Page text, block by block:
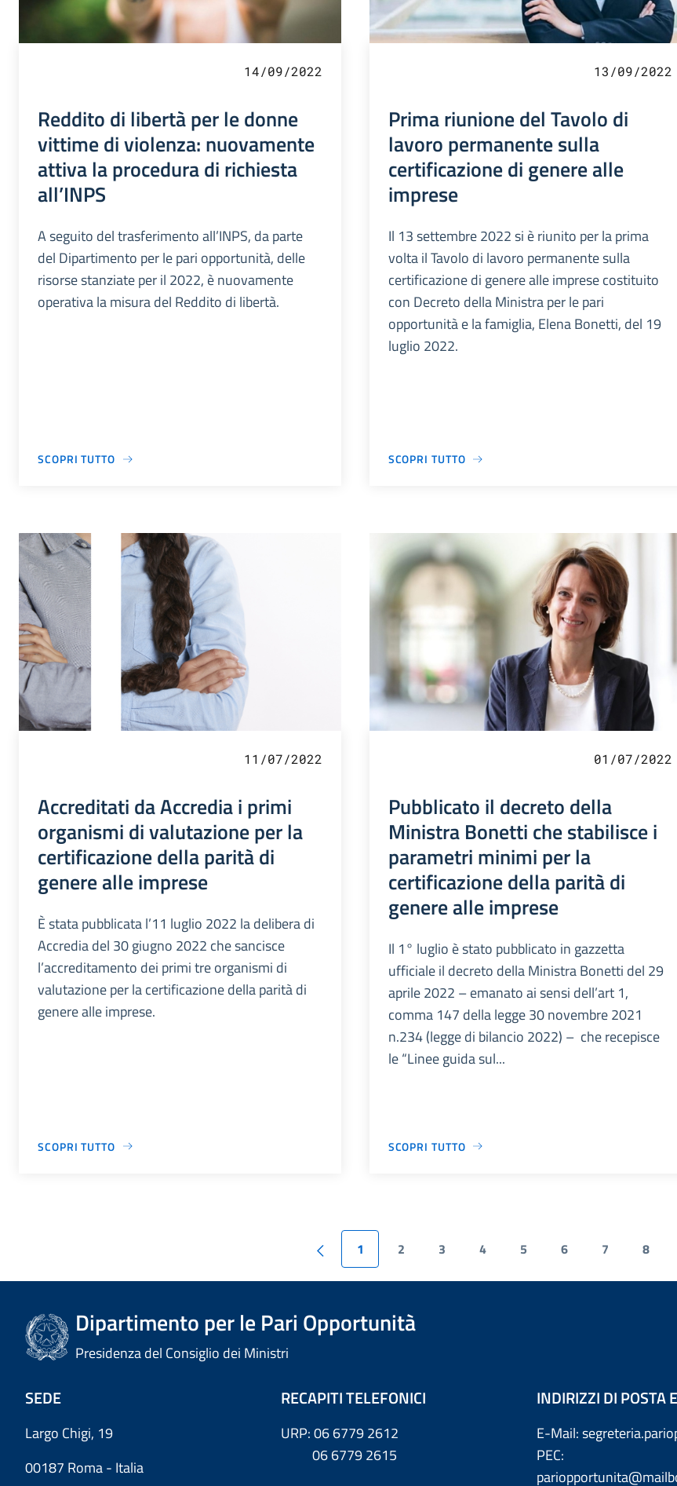
14/09/2022
Reddito di libertà per le donne
vittime di violenza: nuovamente
attiva la procedura di richiesta
all’INPS
A seguito del trasferimento all’INPS, da parte
del Dipartimento per le pari opportunità, delle
risorse stanziate per il 2022, è nuovamente
operativa la misura del Reddito di libertà.
SCOPRI TUTTO
13/09/2022
Prima riunione del Tavolo di
lavoro permanente sulla
certificazione di genere alle
imprese
Il 13 settembre 2022 si è riunito per la prima
volta il Tavolo di lavoro permanente sulla
certificazione di genere alle imprese costituito
con Decreto della Ministra per le pari
opportunità e la famiglia, Elena Bonetti, del 19
luglio 2022.
SCOPRI TUTTO
11/07/2022
Accreditati da Accredia i primi
organismi di valutazione per la
certificazione della parità di
genere alle imprese
È stata pubblicata l’11 luglio 2022 la delibera di
Accredia del 30 giugno 2022 che sancisce
l’accreditamento dei primi tre organismi di
valutazione per la certificazione della parità di
genere alle imprese.
SCOPRI TUTTO
01/07/2022
Pubblicato il decreto della
Ministra Bonetti che stabilisce i
parametri minimi per la
certificazione della parità di
genere alle imprese
Il 1° luglio è stato pubblicato in gazzetta
ufficiale il decreto della Ministra Bonetti del 29
aprile 2022 – emanato ai sensi dell’art 1,
comma 147 della legge 30 novembre 2021
n.234 (legge di bilancio 2022) – che recepisce
le “Linee guida sul...
SCOPRI TUTTO
1 2 3 4 5 6 7 8
Dipartimento per le Pari Opportunità
Presidenza del Consiglio dei Ministri
SEDE
Largo Chigi, 19
00187 Roma - Italia
RECAPITI TELEFONICI
URP: 06 6779 2612
06 6779 2615
INDIRIZZI DI POSTA
E-Mail:
PEC: